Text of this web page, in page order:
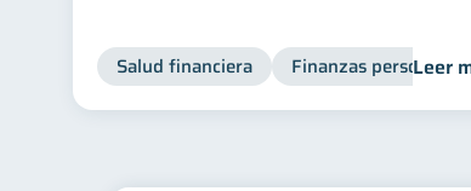
Salud financiera Finanzas personales
Leer